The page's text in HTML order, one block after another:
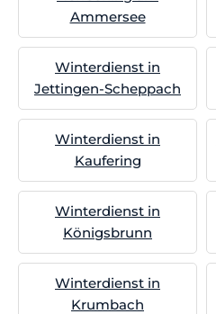
Ammersee
Winterdienst in
Jettingen-Scheppach
Winterdienst in
Kaufering
Winterdienst in
Königsbrunn
Winterdienst in
Krumbach